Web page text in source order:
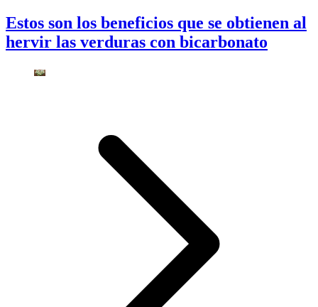
Estos son los beneficios que se obtienen al
hervir las verduras con bicarbonato